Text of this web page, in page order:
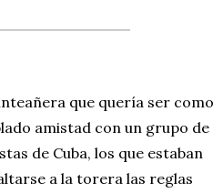
que quería ser como
amistad con un grupo de
de Cuba, los que estaban
a la torera las reglas